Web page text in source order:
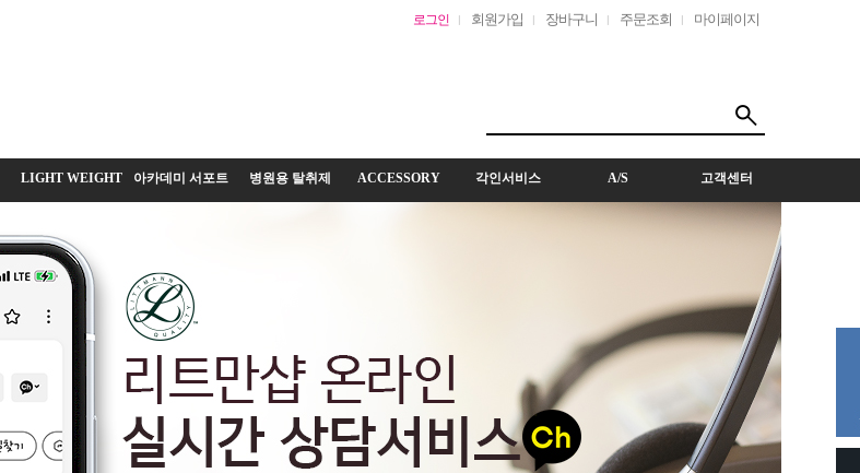
로그인 회원가입 장바구니 주문조회 마이페이지
LIGHT WEIGHT 아카데미 서포트 병원용 탈취제 ACCESSORY 각인서비스 A/S 고객센터